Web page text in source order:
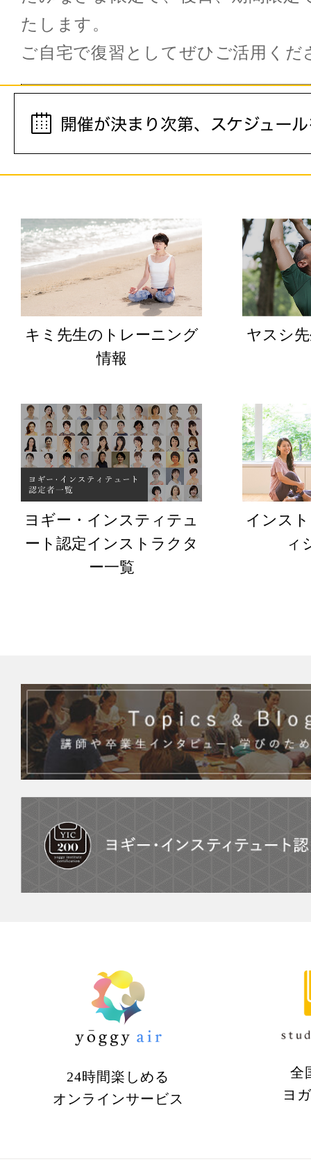
たします。
ご自宅で復習としてぜひご活用くだ
キミ先生のトレーニング
情報
ヤスシ
ヨギー・インスティテュ
ート認定インストラクタ
ー一覧
インス
ィ
24時間楽しめる
オンラインサービス
全
ヨ